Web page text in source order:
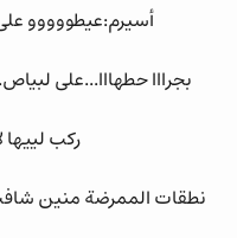
أسيرم:عيطووووو
بجرااا حطهااا...على
ركب
نطقات الممرضة منين